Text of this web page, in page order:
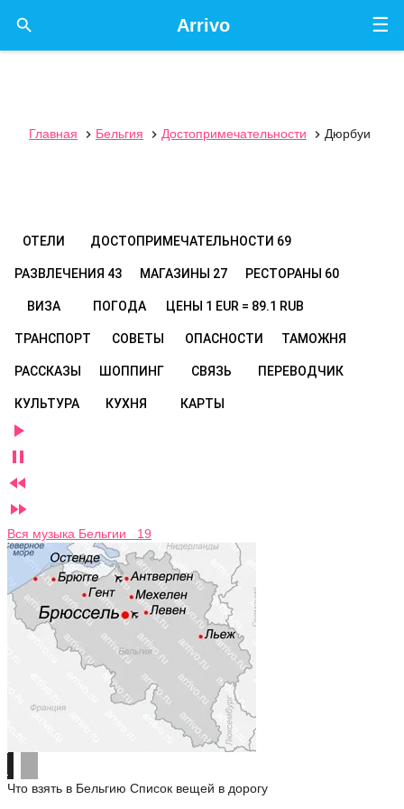
☰
Arrivo

Главная  Бельгия  Достопримечательности  Дюрбуи
ОТЕЛИ ДОСТОПРИМЕЧАТЕЛЬНОСТИ 69
РАЗВЛЕЧЕНИЯ 43 МАГАЗИНЫ 27 РЕСТОРАНЫ 60
ВИЗА ПОГОДА ЦЕНЫ 1 EUR = 89.1 RUB
ТРАНСПОРТ СОВЕТЫ ОПАСНОСТИ ТАМОЖНЯ
РАССКАЗЫ ШОППИНГ СВЯЗЬ ПЕРЕВОДЧИК
КУЛЬТУРА КУХНЯ КАРТЫ




Вся музыка Бельгии 19
Что взять в Бельгию Список вещей в дорогу